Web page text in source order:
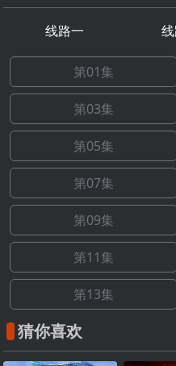
线路一
第01集
第03集
第05集
第07集
第09集
第11集
第13集
猜你喜欢